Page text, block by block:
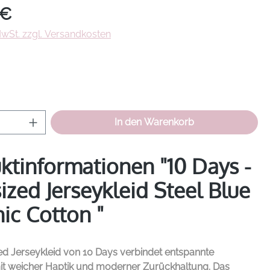
zzgl. Versandkosten
Anzahl: Gib den gewünschten Wert
In den Warenkorb
"10 Days -
Jerseykleid Steel Blue
Cotton "
Jerseykleid von 10 Days verbindet entspannte
weicher Haptik und moderner Zurückhaltung. Das